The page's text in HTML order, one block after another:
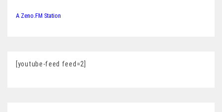
A Zeno.FM Station
[youtube-feed feed=2]